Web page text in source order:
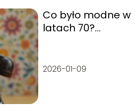
Co było modne w
latach 70?
dekady
2026-01-09